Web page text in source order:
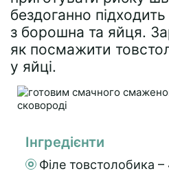
бездоганно
з борошна та яйця.
як посмажити
у яйці.
Інгредієнти
Філе товстолобика